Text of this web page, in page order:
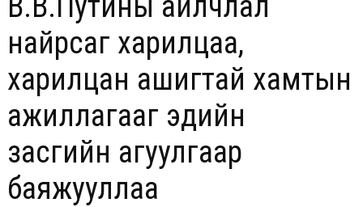
найрсаг харилцаа,
харилцан ашигтай хамтын
ажиллагааг эдийн
засгийн агуулгаар
баяжууллаа